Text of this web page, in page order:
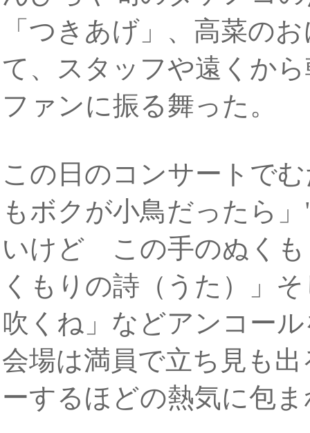
「つきあげ」、高菜の
て、スタッフや遠くか
ファンに振る舞った。
この日のコンサートで
もボクが小鳥だったら
いけど この手のぬくも
くもりの詩（うた）」
吹くね」などアンコー
会場は満員で立ち見も
ーするほどの熱気に包